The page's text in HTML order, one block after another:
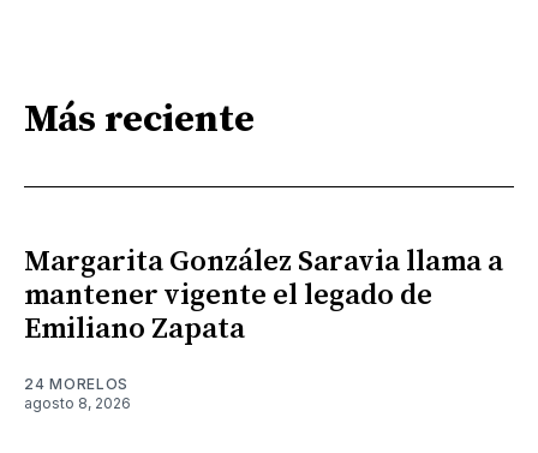
Más reciente
Margarita González Saravia llama a
mantener vigente el legado de
Emiliano Zapata
24 MORELOS
agosto 8, 2026